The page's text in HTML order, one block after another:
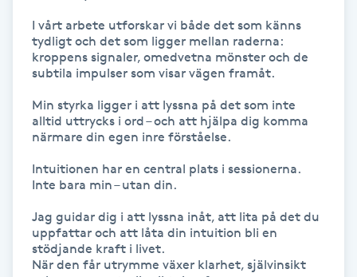
Gravidmassage
Gravidyoga
Gua Sha-massage
Headspa
I vårt arbete utforskar vi både det som känns
tydligt och det som ligger mellan raderna:
kroppens signaler, omedvetna mönster och de
subtila impulser som visar vägen framåt.
Min styrka ligger i att lyssna på det som inte
alltid uttrycks i ord – och att hjälpa dig komma
närmare din egen inre förståelse.
Intuitionen har en central plats i sessionerna.
Inte bara min – utan din.
Jag guidar dig i att lyssna inåt, att lita på det du
uppfattar och att låta din intuition bli en
stödjande kraft i livet.
När den får utrymme växer klarhet, självinsikt